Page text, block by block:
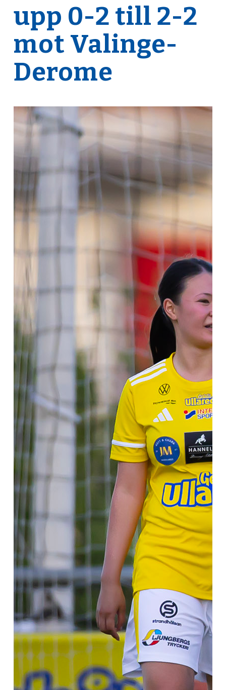
upp 0-2 till 2-2
mot Valinge-
Derome